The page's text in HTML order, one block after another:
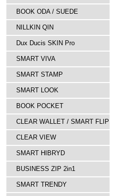
BOOK ODA / SUEDE
NILLKIN QIN
Dux Ducis SKIN Pro
SMART VIVA
SMART STAMP
SMART LOOK
BOOK POCKET
CLEAR WALLET / SMART FLIP
CLEAR VIEW
SMART HIBRYD
BUSINESS ZIP 2in1
SMART TRENDY